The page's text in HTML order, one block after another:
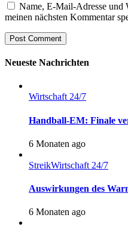
Name, E-Mail-Adresse und
meinen nächsten Kommentar
Post Comment
Neueste Nachrichten
Wirtschaft 24/7
Handball-EM: Finale
6 Monaten ago
StreikWirtschaft 24/7
Auswirkungen des
6 Monaten ago